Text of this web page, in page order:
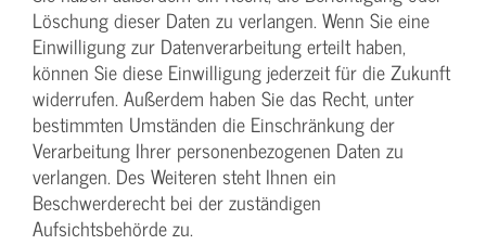
Löschung dieser Daten zu verlangen. Wenn Sie eine
Einwilligung zur Datenverarbeitung erteilt haben,
können Sie diese Einwilligung jederzeit für die Zukunft
widerrufen. Außerdem haben Sie das Recht, unter
bestimmten Umständen die Einschränkung der
Verarbeitung Ihrer personenbezogenen Daten zu
verlangen. Des Weiteren steht Ihnen ein
Beschwerderecht bei der zuständigen
Aufsichtsbehörde zu.